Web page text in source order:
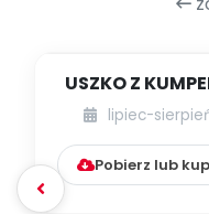
USZKO Z
lipiec-
Pobierz lub kup